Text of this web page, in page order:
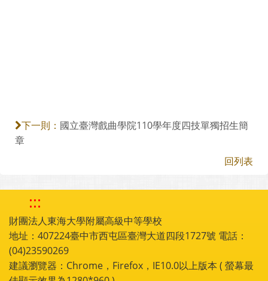
下一則： 國立臺灣戲曲學院110學年度四技單獨招生簡
章
回列表
:::
財團法人東海大學附屬高級中等學校
地址：407224臺中市西屯區臺灣大道四段1727號 電話：
(04)23590269
建議瀏覽器：Chrome，Firefox，IE10.0以上版本 ( 螢幕最